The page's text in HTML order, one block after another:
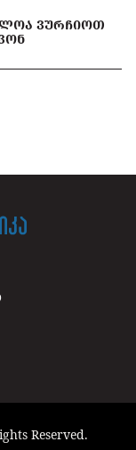
ᲕᲣᲠᲩᲘᲝᲗ
Reserved.